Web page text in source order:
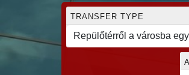
TRANSFER TYPE